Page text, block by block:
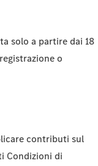
solo a partire dai 18
o
contributi sul
Condizioni di